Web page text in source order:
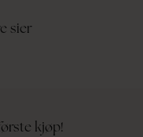
sier
kjøp!